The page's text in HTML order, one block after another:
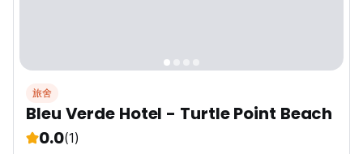
旅舍
Bleu Verde Hotel - Turtle Point Beach
0.0(1)